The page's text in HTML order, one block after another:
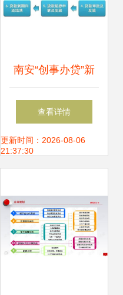
南安“创事办贷”新
政 零费用、零利息
与财政贴息详解
查看详情
更新时间：2026-08-06
21:37:30